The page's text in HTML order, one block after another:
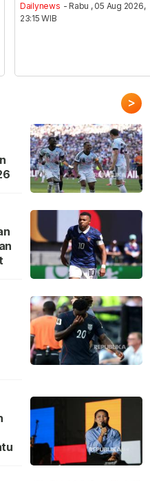
Dailynews - Rabu , 05 Aug 2026,
23:15 WIB
>